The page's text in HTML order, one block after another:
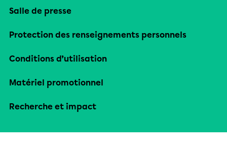
Salle de presse
Protection des renseignements personnels
Conditions d’utilisation
Matériel promotionnel
Recherche et impact